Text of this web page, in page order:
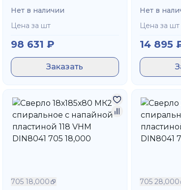
спиральное 118 Vap
39,690
Нет в наличии
Цена за шт
98 631 ₽
Заказать
Vap HSS
Нет в
Цена за шт
14 895
705 18,000 705 28,000